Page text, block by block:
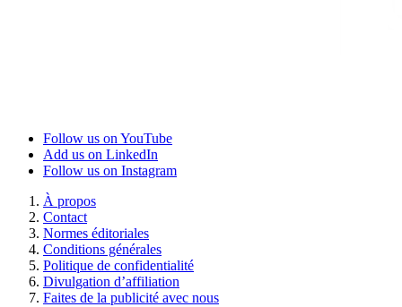
Follow us on YouTube
Add us on LinkedIn
Follow us on Instagram
À propos
Contact
Normes éditoriales
Conditions générales
Politique de confidentialité
Divulgation d’affiliation
Faites de la publicité avec nous